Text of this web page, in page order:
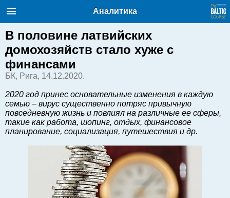
Балтийский курс. Новости и
аналитика
English
Очерки по новейшей истории
Латвии
Хорошо для дела
Аналитика
Инвестиции
Недвижимость
Аналитика
В половине латвийских
домохозяйств стало хуже с
финансами
БК, Рига, 14.12.2020.
2020 год принес основательные изменения в каждую
семью – вирус существенно потряс привычную
повседневную жизнь и повлиял на различные ее сферы,
такие как работа, шопинг, отдых, финансовое
планирование, социализация, путешествия и др.